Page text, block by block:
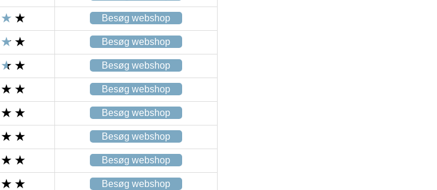
Besøg webshop
Besøg webshop
Besøg webshop
Besøg webshop
Besøg webshop
Besøg webshop
Besøg webshop
Besøg webshop